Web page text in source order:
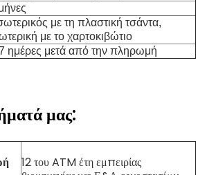
με τη πλαστική τσάντα,
με το χαρτοκιβώτιο
ημέρες μετά από την πληρωμή
μας:
12 του ATM έτη εμπειρίας